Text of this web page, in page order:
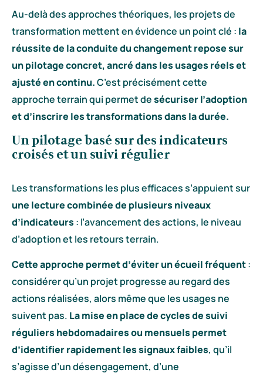
Au-delà des approches théoriques, les projets de
transformation mettent en évidence un point clé : la
réussite de la conduite du changement repose sur
un pilotage concret, ancré dans les usages réels et
ajusté en continu.C’est précisément cette
approche terrain qui permet desécuriser l’adoption
et d’inscrire les transformations dans la durée.
Un pilotage basé sur des indicateurs
croisés et un suivi régulier
Les transformations les plus efficaces s’appuient sur
une lecture combinée de plusieurs niveaux
d’indicateurs : l’avancement des actions, le niveau
d’adoption et les retours terrain.
Cette approche permet d’éviter un écueil fréquent:
considérer qu’un projet progresse au regard des
actions réalisées, alors même que les usages ne
suivent pas. La mise en place de cycles de suivi
réguliers hebdomadaires ou mensuels permet
d’identifier rapidement les signaux faibles, qu’il
s’agisse d’un désengagement, d’une